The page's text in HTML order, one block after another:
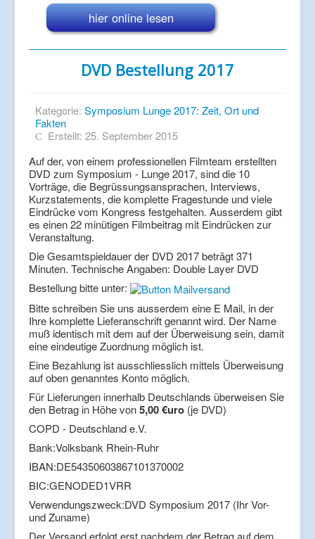
hier online lesen
DVD Bestellung 2017
Kategorie: Symposium Lunge 2017: Zeit, Ort und
Fakten
Erstellt: 25. September 2015
Auf der, von einem professionellen Filmteam erstellten
DVD zum Symposium - Lunge 2017, sind die 10
Vorträge, die Begrüssungsansprachen, Interviews,
Kurzstatements, die komplette Fragestunde und viele
Eindrücke vom Kongress festgehalten. Ausserdem gibt
es einen 22 minütigen Filmbeitrag mit Eindrücken zur
Veranstaltung.
Die Gesamtspieldauer der DVD 2017 beträgt 371
Minuten. Technische Angaben: Double Layer DVD
Bestellung bitte unter:
Bitte schreiben Sie uns ausserdem eine E Mail, in der
Ihre komplette Lieferanschrift genannt wird. Der Name
muß identisch mit dem auf der Überweisung sein, damit
eine eindeutige Zuordnung möglich ist.
Eine Bezahlung ist ausschliesslich mittels Überweisung
auf oben genanntes Konto möglich.
Für Lieferungen innerhalb Deutschlands überweisen Sie
den Betrag in Höhe von5,00 €uro (je DVD)
COPD - Deutschland e.V.
Bank:Volksbank Rhein-Ruhr
IBAN:DE54350603867101370002
BIC:GENODED1VRR
Verwendungszweck:DVD Symposium 2017 (Ihr Vor-
und Zuname)
Der Versand erfolgt erst nachdem der Betrag auf dem